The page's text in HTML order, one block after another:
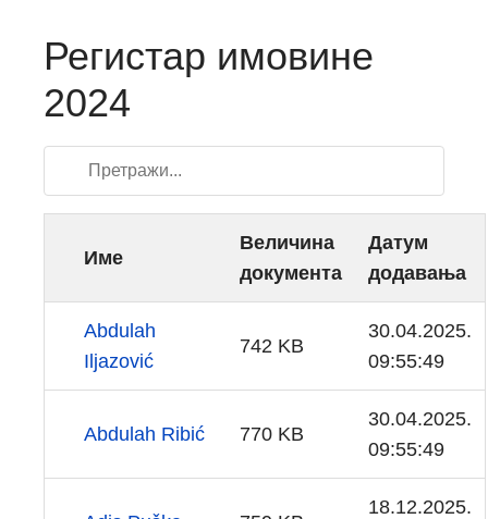
Регистар имовине
2024
Име
Величина
документа
Датум
додавања
Abdulah
Iljazović
742 KB
30.04.2025.
09:55:49
Abdulah Ribić 770 KB
30.04.2025.
09:55:49
18.12.2025.